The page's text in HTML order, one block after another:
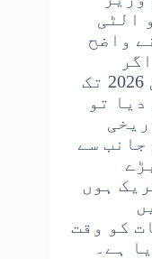
الٹی
واضح
مرکزی وزیر تعلیم نے 5 جون 2026 تک
تو
جانب سے
ہوں
کو وقت
ہے۔